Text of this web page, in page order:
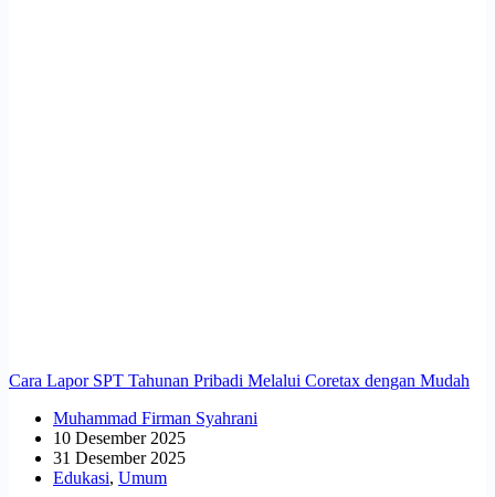
Cara Lapor SPT Tahunan Pribadi Melalui Coretax dengan Mudah
Muhammad Firman Syahrani
10 Desember 2025
31 Desember 2025
Edukasi, Umum